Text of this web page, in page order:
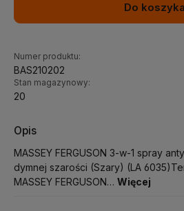
Do koszyka
Numer produktu:
BAS210202
Stan magazynowy:
20
Opis
MASSEY FERGUSON 3-w-1 spray
dymnej szarości (Szary) (LA
MASSEY FERGUSON… Więcej